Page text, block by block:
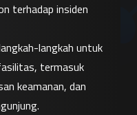
terhadap insiden
langkah untuk
termasuk
keamanan, dan